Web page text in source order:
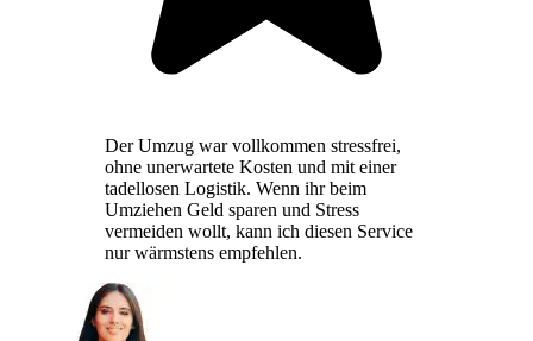
Der Umzug war vollkommen stressfrei,
ohne unerwartete Kosten und mit einer
tadellosen Logistik. Wenn ihr beim
Umziehen Geld sparen und Stress
vermeiden wollt, kann ich diesen Service
nur wärmstens empfehlen.